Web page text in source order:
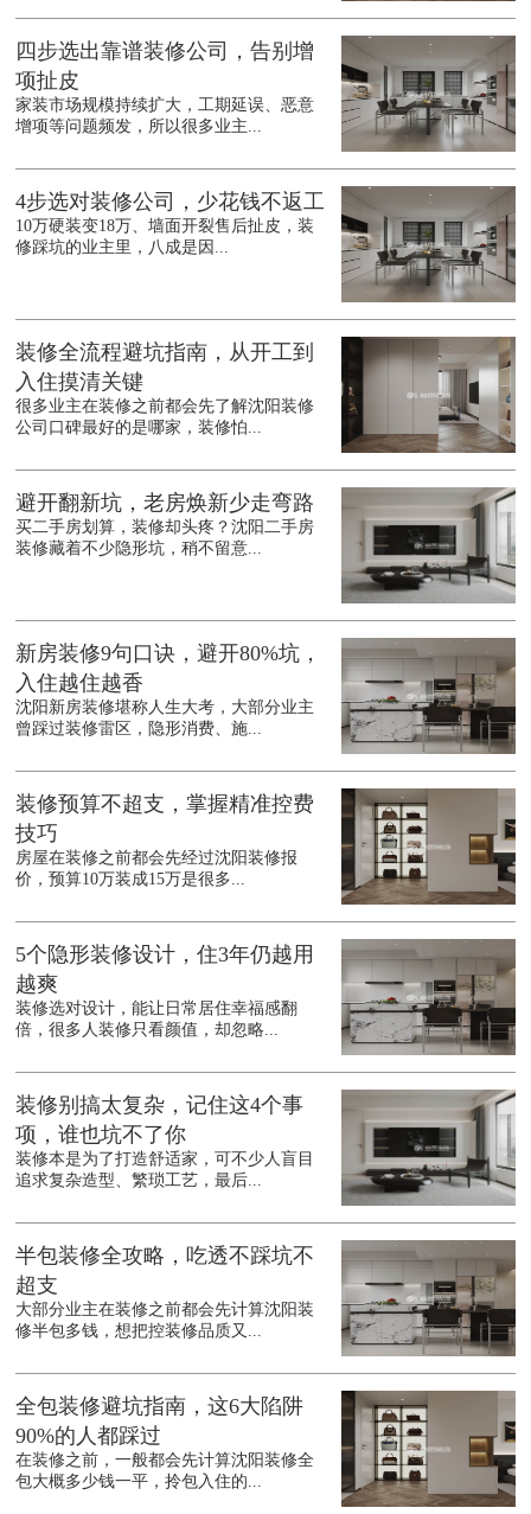
四步选出靠谱装修公司，告别增
项扯皮
家装市场规模持续扩大，工期延误、恶意
增项等问题频发，所以很多业主...
4步选对装修公司，少花钱不返工
10万硬装变18万、墙面开裂售后扯皮，装
修踩坑的业主里，八成是因...
装修全流程避坑指南，从开工到
入住摸清关键
很多业主在装修之前都会先了解沈阳装修
公司口碑最好的是哪家，装修怕...
避开翻新坑，老房焕新少走弯路
买二手房划算，装修却头疼？沈阳二手房
装修藏着不少隐形坑，稍不留意...
新房装修9句口诀，避开80%坑，
入住越住越香
沈阳新房装修堪称人生大考，大部分业主
曾踩过装修雷区，隐形消费、施...
装修预算不超支，掌握精准控费
技巧
房屋在装修之前都会先经过沈阳装修报
价，预算10万装成15万是很多...
5个隐形装修设计，住3年仍越用
越爽
装修选对设计，能让日常居住幸福感翻
倍，很多人装修只看颜值，却忽略...
装修别搞太复杂，记住这4个事
项，谁也坑不了你
装修本是为了打造舒适家，可不少人盲目
追求复杂造型、繁琐工艺，最后...
半包装修全攻略，吃透不踩坑不
超支
大部分业主在装修之前都会先计算沈阳装
修半包多钱，想把控装修品质又...
全包装修避坑指南，这6大陷阱
90%的人都踩过
在装修之前，一般都会先计算沈阳装修全
包大概多少钱一平，拎包入住的...